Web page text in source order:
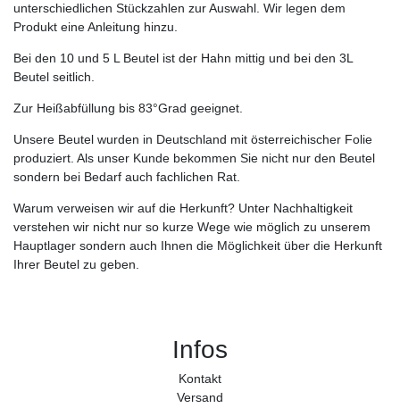
unterschiedlichen Stückzahlen zur Auswahl. Wir legen dem
Produkt eine Anleitung hinzu.
Bei den 10 und 5 L Beutel ist der Hahn mittig und bei den 3L
Beutel seitlich.
Zur Heißabfüllung bis 83°Grad geeignet.
Unsere Beutel wurden in Deutschland mit österreichischer Folie
produziert. Als unser Kunde bekommen Sie nicht nur den Beutel
sondern bei Bedarf auch fachlichen Rat.
Warum verweisen wir auf die Herkunft? Unter Nachhaltigkeit
verstehen wir nicht nur so kurze Wege wie möglich zu unserem
Hauptlager sondern auch Ihnen die Möglichkeit über die Herkunft
Ihrer Beutel zu geben.
Infos
Kontakt
Versand